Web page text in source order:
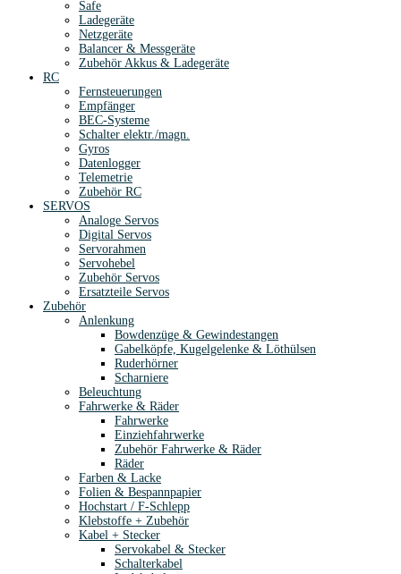
Safe
Ladegeräte
Netzgeräte
Balancer & Messgeräte
Zubehör Akkus & Ladegeräte
RC
Fernsteuerungen
Empfänger
BEC-Systeme
Schalter elektr./magn.
Gyros
Datenlogger
Telemetrie
Zubehör RC
SERVOS
Analoge Servos
Digital Servos
Servorahmen
Servohebel
Zubehör Servos
Ersatzteile Servos
Zubehör
Anlenkung
Bowdenzüge & Gewindestangen
Gabelköpfe, Kugelgelenke & Löthülsen
Ruderhörner
Scharniere
Beleuchtung
Fahrwerke & Räder
Fahrwerke
Einziehfahrwerke
Zubehör Fahrwerke & Räder
Räder
Farben & Lacke
Folien & Bespannpapier
Hochstart / F-Schlepp
Klebstoffe + Zubehör
Kabel + Stecker
Servokabel & Stecker
Schalterkabel